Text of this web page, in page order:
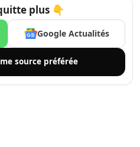
plus 👇
Google Actualités
source préférée